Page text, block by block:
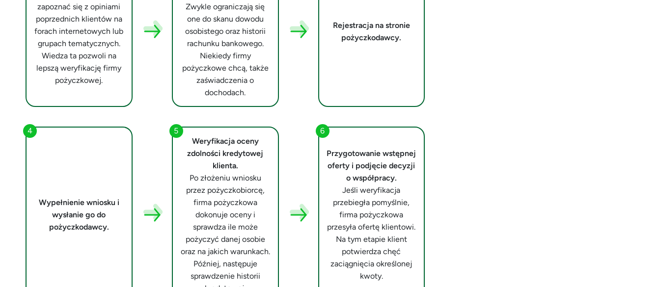
zapoznać się z opiniami
poprzednich klientów na
forach internetowych lub
grupach tematycznych.
Wiedza ta pozwoli na
lepszą weryfikację firmy
pożyczkowej.
Zwykle ograniczają się
one do skanu dowodu
osobistego oraz historii
rachunku bankowego.
Niekiedy firmy
pożyczkowe chcą, także
zaświadczenia o
dochodach.
Rejestracja na stronie
pożyczkodawcy.
Wypełnienie wniosku i
wysłanie go do
pożyczkodawcy.
Weryfikacja oceny
zdolności kredytowej
klienta.
Po złożeniu wniosku
przez pożyczkobiorcę,
firma pożyczkowa
dokonuje oceny i
sprawdza ile może
pożyczyć danej osobie
oraz na jakich warunkach.
Później, następuje
sprawdzenie historii
Przygotowanie wstępnej
oferty i podjęcie decyzji
o współpracy.
Jeśli weryfikacja
przebiegła pomyślnie,
firma pożyczkowa
przesyła ofertę klientowi.
Na tym etapie klient
potwierdza chęć
zaciągnięcia określonej
kwoty.